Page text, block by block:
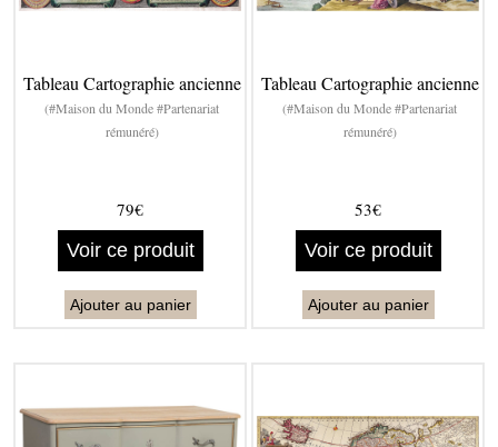
Tableau Cartographie ancienne
(#Maison du Monde #Partenariat
rémunéré)
79€
Voir ce produit
Ajouter au panier
Tableau Cartographie ancienne
(#Maison du Monde #Partenariat
rémunéré)
53€
Voir ce produit
Ajouter au panier